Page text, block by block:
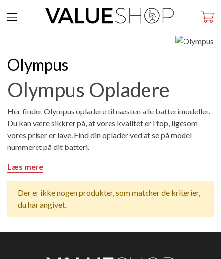
Olympus
Olympus Opladere
Her finder Olympus opladere til næsten alle batterimodeller.
Du kan være sikkrer på, at vores kvalitet er i top, ligesom
vores priser er lave. Find din oplader ved at se på model
nummeret på dit batteri.
Læs mere
Der er ikke nogen produkter, som matcher de kriterier,
du har angivet.